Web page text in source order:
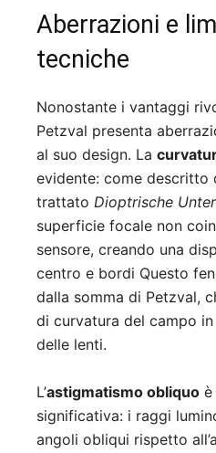
Aberrazioni e
tecniche
Nonostante i vantaggi
Petzval presenta
al suo design. La
evidente: come descritto
trattato Dioptrische
superficie focale non
sensore, creando una
centro e bordi Questo
dalla somma di Petzval,
di curvatura del campo
delle lenti.
L’astigmatismo obliquo è
significativa: i raggi
angoli obliqui rispetto